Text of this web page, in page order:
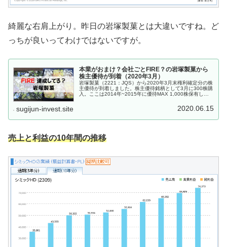
綺麗な右肩上がり。昨日の岩塚製菓とは大違いですね。ど
っちが良いってわけではないですが。
本業がおまけ？会社ごとFIRE？の岩塚製菓から
株主優待が到着（2020年3月）
岩塚製菓（2221：JQS）から2020年3月末権利確定分の株
主優待が到着しました。株主優待銘柄として3月に300株購
入。ここは2014年~2015年に優待MAX 1,000株保有して
sugijun-invest.site 2020.06.15
売上と利益の10年間の推移